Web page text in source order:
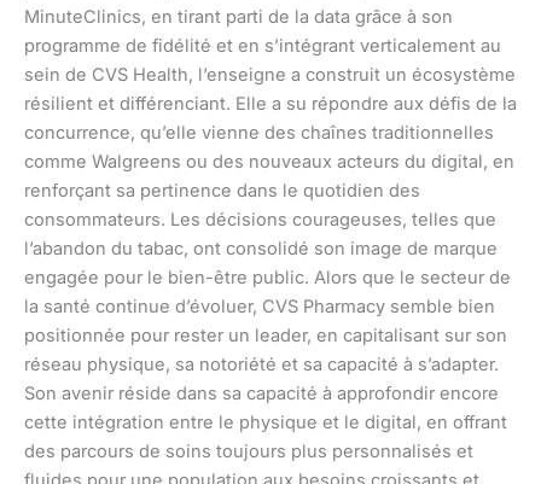
MinuteClinics, en tirant parti de la data grâce à son
programme de fidélité et en s’intégrant verticalement au
sein de CVS Health, l’enseigne a construit un écosystème
résilient et différenciant. Elle a su répondre aux défis de la
concurrence, qu’elle vienne des chaînes traditionnelles
comme Walgreens ou des nouveaux acteurs du digital, en
renforçant sa pertinence dans le quotidien des
consommateurs. Les décisions courageuses, telles que
l’abandon du tabac, ont consolidé son image de marque
engagée pour le bien-être public. Alors que le secteur de
la santé continue d’évoluer, CVS Pharmacy semble bien
positionnée pour rester un leader, en capitalisant sur son
réseau physique, sa notoriété et sa capacité à s’adapter.
Son avenir réside dans sa capacité à approfondir encore
cette intégration entre le physique et le digital, en offrant
des parcours de soins toujours plus personnalisés et